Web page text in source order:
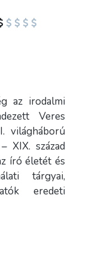
az irodalmi
Veres
világháború
XIX. század
író életét és
tárgyai,
eredeti